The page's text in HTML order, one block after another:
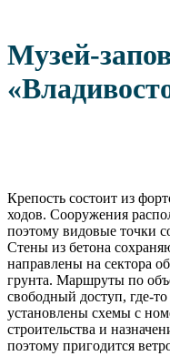
Музей-
Крепость состоит из
ходов. Сооружения
поэтому видовые точки
Стены из бетона
направлены на сектора
грунта. Маршруты по
свободный доступ, где-
установлены схемы с
строительства и
поэтому пригодится